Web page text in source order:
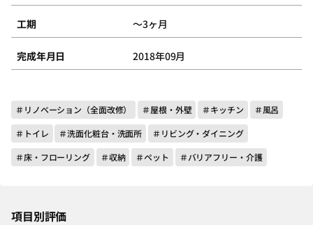
工期 ～3ヶ月
完成年月日 2018年09月
＃リノベーション（全面改修） ＃屋根・外壁 ＃キッチン
＃風呂
＃トイレ
＃洗面化粧台・洗面所
＃リビング・ダイニング
＃床・フローリング
＃収納 ＃ペット ＃バリアフリー・介護
項目別評価